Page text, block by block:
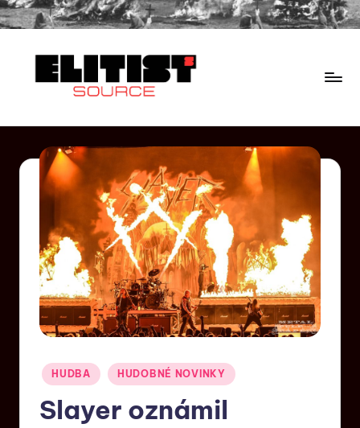
HUDBA HUDOBNÉ NOVINKY
Slayer oznámil